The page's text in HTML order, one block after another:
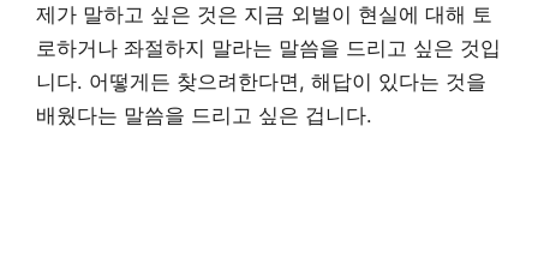
제가 말하고 싶은 것은 지금 외벌이 현실에 대해 토
로하거나 좌절하지 말라는 말씀을 드리고 싶은 것입
니다. 어떻게든 찾으려한다면, 해답이 있다는 것을
배웠다는 말씀을 드리고 싶은 겁니다.